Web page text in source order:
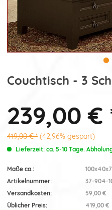
Couchtisch - 3
239,00 €
419,00 € * (42,96% gespart)
Lieferzeit: ca. 5-10 Tage.
Maße ca.:
Artikelnummer:
37-904-
Versandkosten:
59,00 €
Üblicher Preis:
419,00 €